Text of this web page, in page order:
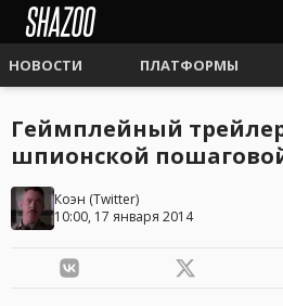
НОВОСТИ ПЛАТФОРМЫ
Геймплейный
шпионской
Коэн (Twitter)
10:00, 17 января 2014